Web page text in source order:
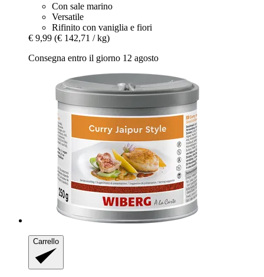
Con sale marino
Versatile
Rifinito con vaniglia e fiori
€ 9,99 (€ 142,71 / kg)
Consegna entro il giorno 12 agosto
Carrello